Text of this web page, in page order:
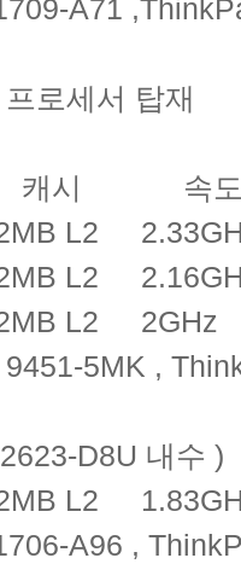
A71
로세서 탑재
캐시 속도
L2
L2
L2
5MK ,
D8U 내수 )
L2
A96 ,